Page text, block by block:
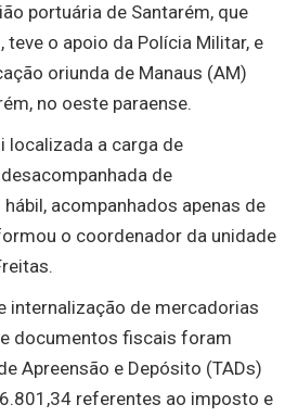
portuária de Santarém, que
teve o apoio da Polícia Militar, e
oriunda de Manaus (AM)
no oeste paraense.
localizada a carga de
de
acompanhados apenas de
o coordenador da unidade
internalização de mercadorias
documentos fiscais foram
Apreensão e Depósito (TADs)
referentes ao imposto e